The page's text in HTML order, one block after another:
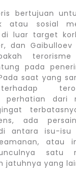
bertujuan
atau sosial
luar target
dan Gaibulloev
pada
saat yang
perhatian dari
ada
antara isu-isu
atau
satu
jatuhnya yang